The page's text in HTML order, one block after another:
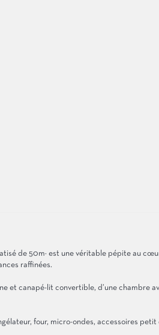
de 50m² est une véritable pépite au
raffinées.
et canapé-lit convertible, d’une
four, micro-ondes, accessoires petit